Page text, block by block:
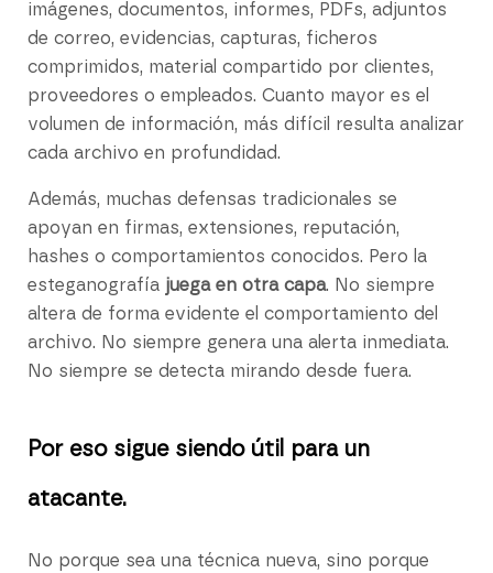
imágenes, documentos, informes, PDFs, adjuntos
de correo, evidencias, capturas, ficheros
comprimidos, material compartido por clientes,
proveedores o empleados. Cuanto mayor es el
volumen de información, más difícil resulta analizar
cada archivo en profundidad.
Además, muchas defensas tradicionales se
apoyan en firmas, extensiones, reputación,
hashes o comportamientos conocidos. Pero la
esteganografía juega en otra capa. No siempre
altera de forma evidente el comportamiento del
archivo. No siempre genera una alerta inmediata.
No siempre se detecta mirando desde fuera.
Por eso sigue siendo útil para un
atacante.
No porque sea una técnica nueva, sino porque